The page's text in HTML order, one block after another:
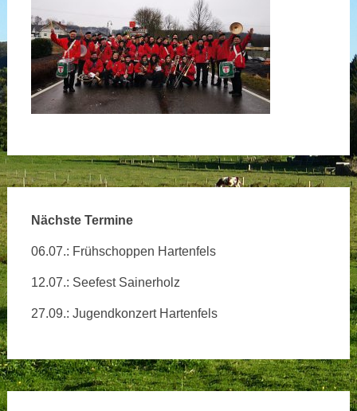
Nächste Termine
06.07.: Frühschoppen Hartenfels
12.07.: Seefest Sainerholz
27.09.: Jugendkonzert Hartenfels